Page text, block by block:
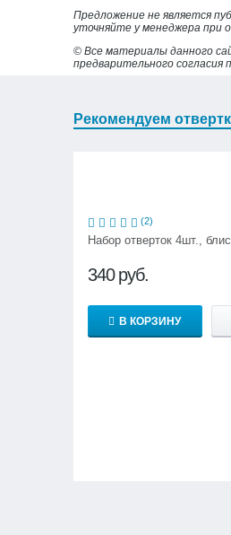
Предложение не является
уточняйте у менеджера при
© Все материалы данного
предварительного согласия
Рекомендуем
(2)
Набор отверток 4шт.,
340 руб.
В КОРЗИНУ